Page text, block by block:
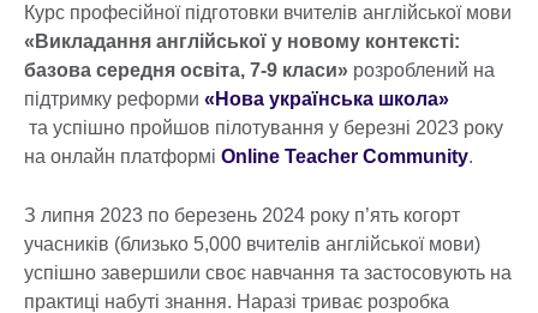
Курс професійної підготовки вчителів англійської мови
«Викладання англійської у новому контексті:
базова середня освіта, 7-9 класи» розроблений на
підтримку реформи «Нова українська школа»
та успішно пройшов пілотування у березні 2023 року
на онлайн платформі Online Teacher Community.
З липня 2023 по березень 2024 року п’ять когорт
учасників (близько 5,000 вчителів англійської мови)
успішно завершили своє навчання та застосовують на
практиці набуті знання. Наразі триває розробка